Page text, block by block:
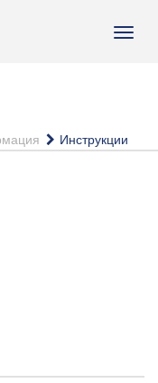
Инструкции